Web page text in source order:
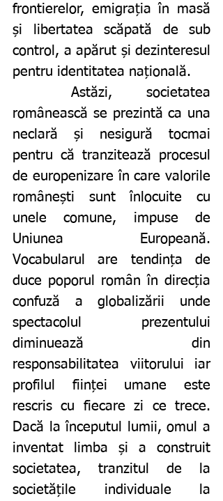
frontierelor, emigrația în masă
și libertatea scăpată de sub
control, a apărut și dezinteresul
pentru identitatea națională.
românească se prezintă ca una
neclară și nesigură tocmai
pentru că tranzitează procesul
de europenizare în care valorile
românești sunt înlocuite cu
unele comune, impuse de
Uniunea Europeană.
Vocabularul are tendința de
duce poporul român în direcția
confuză a globalizării unde
spectacolul prezentului
diminuează din
responsabilitatea viitorului iar
profilul ființei umane este
rescris cu fiecare zi ce trece.
Dacă la începutul lumii, omul a
inventat limba și a construit
societatea, tranzitul de la
societățile individuale la